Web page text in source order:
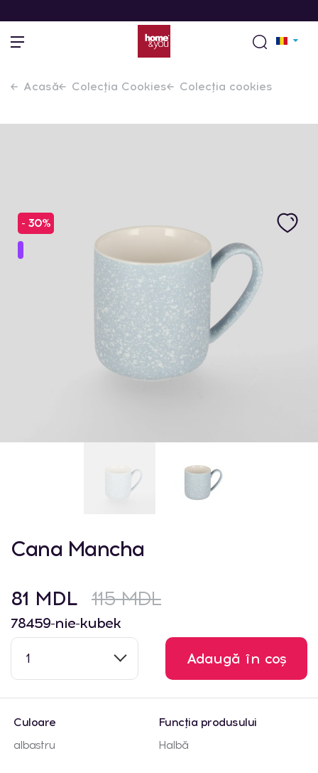
Acasă Colecția Cookies Colecția cookies
- 30%
Cana Mancha
81 MDL 115 MDL
78459-nie-kubek
1 Adaugă în coș
Culoare
albastru
Funcția produsului
Halbă